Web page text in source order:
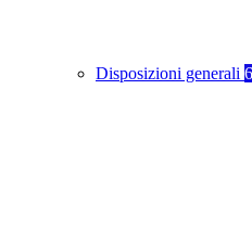
Disposizioni generali 6